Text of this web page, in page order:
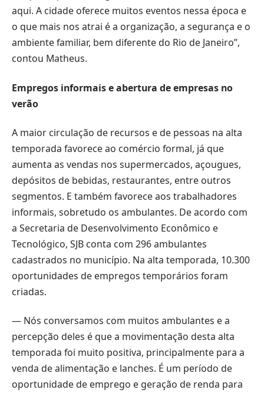
aqui. A cidade oferece muitos eventos nessa época e
o que mais nos atrai é a organização, a segurança e o
ambiente familiar, bem diferente do Rio de Janeiro”,
contou Matheus.
Empregos informais e abertura de empresas no
verão
A maior circulação de recursos e de pessoas na alta
temporada favorece ao comércio formal, já que
aumenta as vendas nos supermercados, açougues,
depósitos de bebidas, restaurantes, entre outros
segmentos. E também favorece aos trabalhadores
informais, sobretudo os ambulantes. De acordo com
a Secretaria de Desenvolvimento Econômico e
Tecnológico, SJB conta com 296 ambulantes
cadastrados no município. Na alta temporada, 10.300
oportunidades de empregos temporários foram
criadas.
— Nós conversamos com muitos ambulantes e a
percepção deles é que a movimentação desta alta
temporada foi muito positiva, principalmente para a
venda de alimentação e lanches. É um período de
oportunidade de emprego e geração de renda para